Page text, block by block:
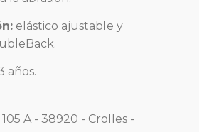
elástico ajustable y
años.
A - 38920 - Crolles -